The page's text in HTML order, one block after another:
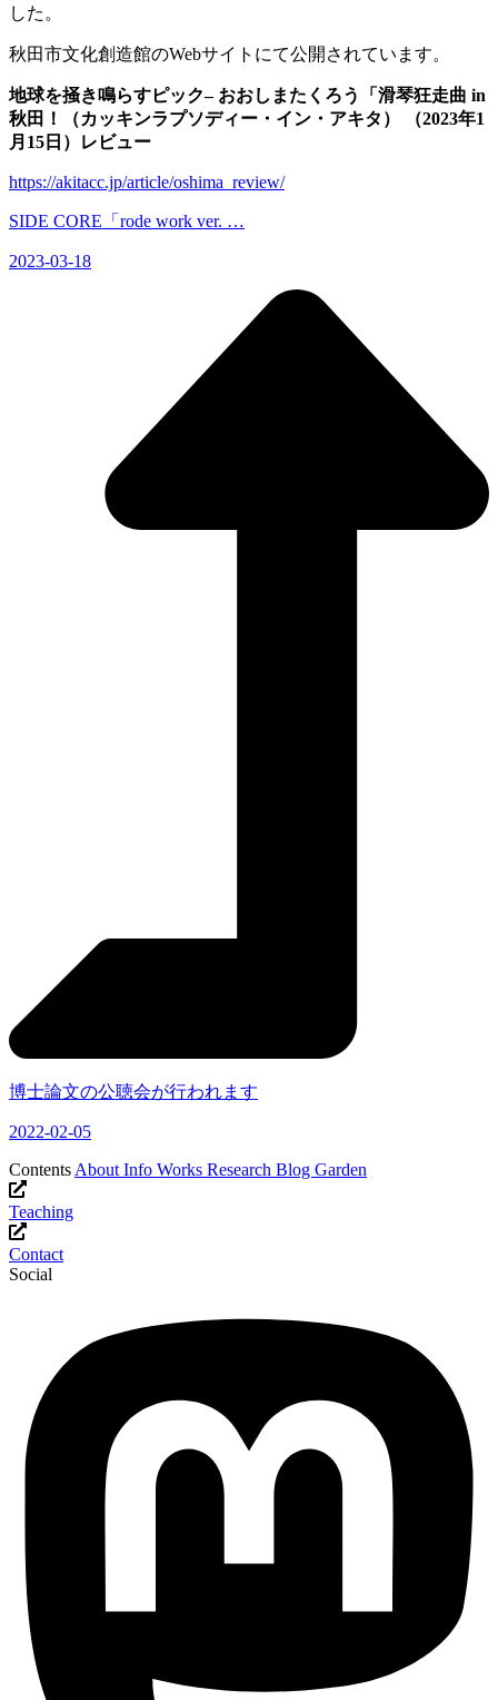
した。
秋田市文化創造館のWebサイトにて公開されています。
地球を掻き鳴らすピック– おおしまたくろう「滑琴狂走曲 in
秋田！（カッキンラプソディー・イン・アキタ） （2023年1
月15日）レビュー
https://akitacc.jp/article/oshima_review/
SIDE CORE「rode work ver. …
2023-03-18
博士論文の公聴会が行われます
2022-02-05
Contents About Info Works Research Blog Garden
Teaching
Contact
Social